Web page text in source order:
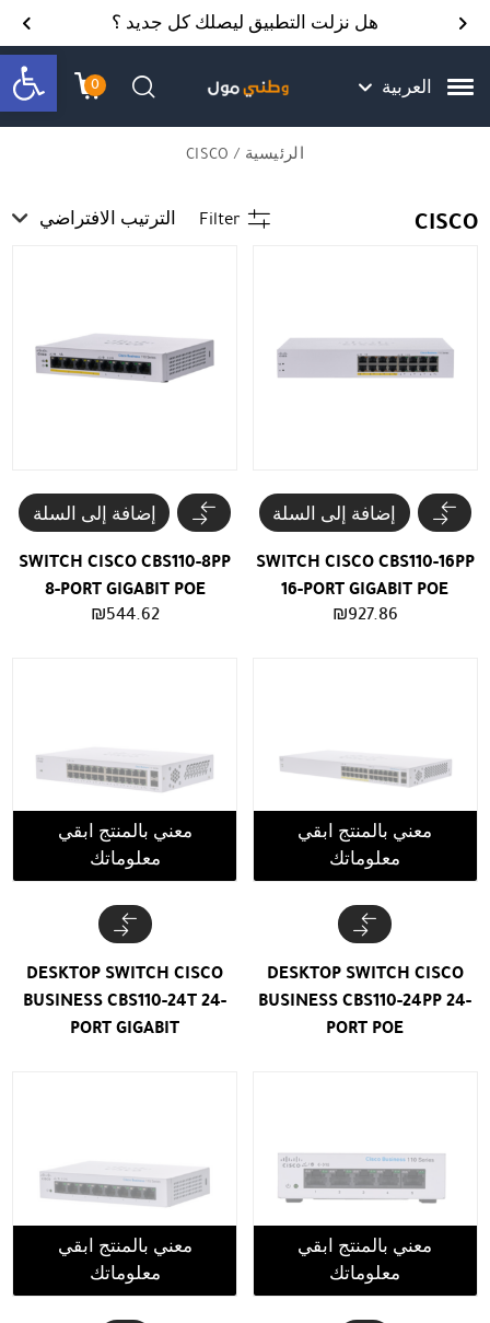
Skip to Content
Contact Us هل نزلت التطبيق ليصلك كل جديد ؟
العربية 0
עגלתחיפוש
الرئيسية / CISCO
CISCO
Filter الترتيب الافتراضي
SWITCH CISCO CBS110-16PP
16-PORT GIGABIT POE
₪927.86
إضافة إلى السلة
SWITCH CISCO CBS110-8PP
8-PORT GIGABIT POE
₪544.62
إضافة إلى السلة
معني بالمنتج ابقي
معلوماتك
DESKTOP SWITCH CISCO
BUSINESS CBS110-24PP 24-
PORT POE
معني بالمنتج ابقي
معلوماتك
DESKTOP SWITCH CISCO
BUSINESS CBS110-24T 24-
PORT GIGABIT
معني بالمنتج ابقي
معلوماتك
معني بالمنتج ابقي
معلوماتك
Back top top